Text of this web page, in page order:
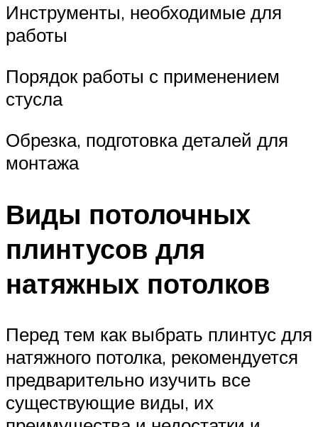
Инструменты, необходимые для
работы
Порядок работы с применением
стусла
Обрезка, подготовка деталей для
монтажа
Виды потолочных
плинтусов для
натяжных потолков
Перед тем как выбрать плинтус для
натяжного потолка, рекомендуется
предварительно изучить все
существующие виды, их